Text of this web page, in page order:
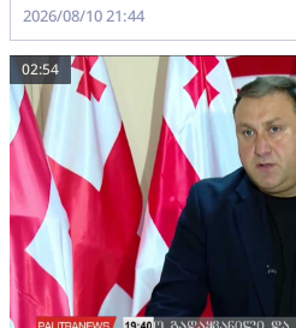
2026/08/10 21:44
02:54